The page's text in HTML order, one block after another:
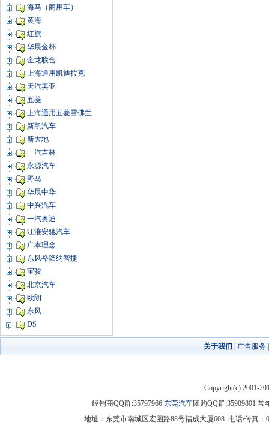
海马（商用车）
黄海
红旗
华晨金杯
金龙联合
上海通用凯迪拉克
天汽美亚
五菱
上海通用五菱雪佛兰
新凯汽车
新大地
一汽吉林
永源汽车
野马
华晨中华
中兴汽车
一汽奥迪
江淮安驰汽车
广本理念
东风裕隆纳智捷
宝骏
北京汽车
欧朗
东风
DS
关于我们 广告服务
Copyright(c) 2001-
经销商QQ群:35797966 东莞汽车团购QQ群:35909801
地址：东莞市南城区宏图路88号福威大厦608 电话/传真：